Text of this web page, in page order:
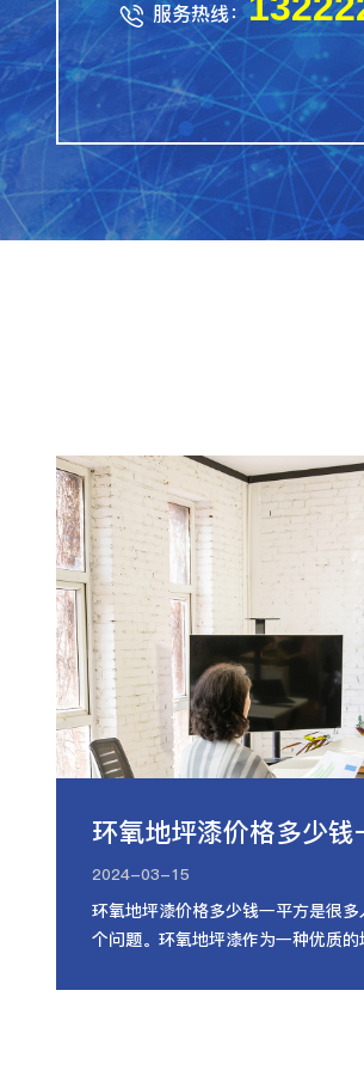
 服务热线：
环氧地坪漆价格多少钱
2024-03-15
环氧地坪漆价格多少钱一平方是很
个问题。环氧地坪漆作为一种优质